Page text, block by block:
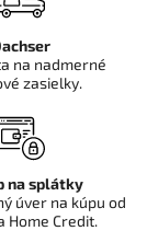
na nadmerné
zasielky.
na splátky
úver na kúpu od
Home Credit.